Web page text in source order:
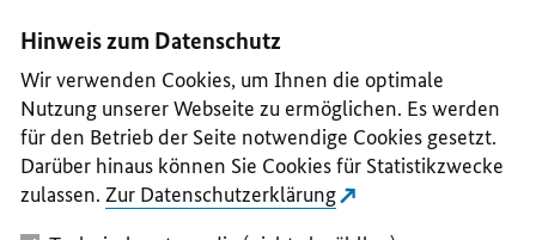
II
III
IV
V
Hinweis zum Datenschutz
Wir verwenden Cookies, um Ihnen die optimale
Nutzung unserer Webseite zu ermöglichen. Es werden
für den Betrieb der Seite notwendige Cookies gesetzt.
Darüber hinaus können Sie Cookies für Statistikzwecke
zulassen. Zur Datenschutzerklärung